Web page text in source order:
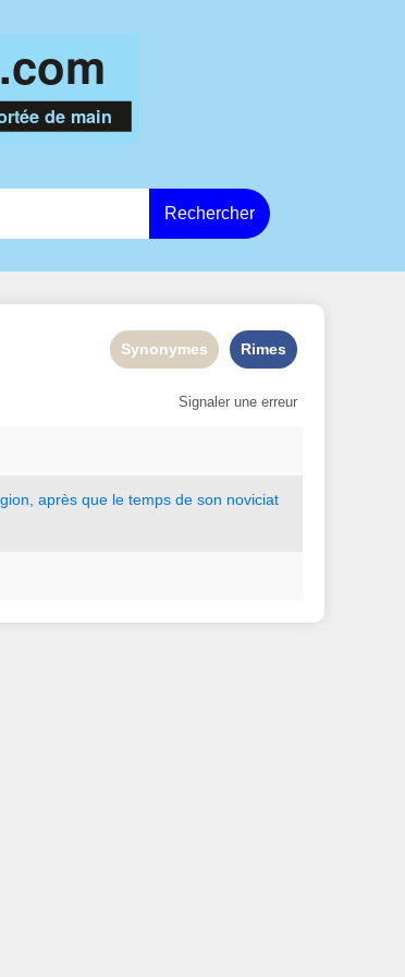
Rechercher
Synonymes Rimes
Signaler une erreur
après que le temps de son noviciat